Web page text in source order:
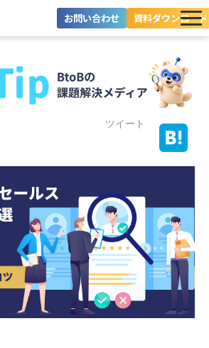
お問い合わせ 資料ダウンロード
ツール・機能一覧
料金プラン
セミナー
お役立ち情報
ツイート